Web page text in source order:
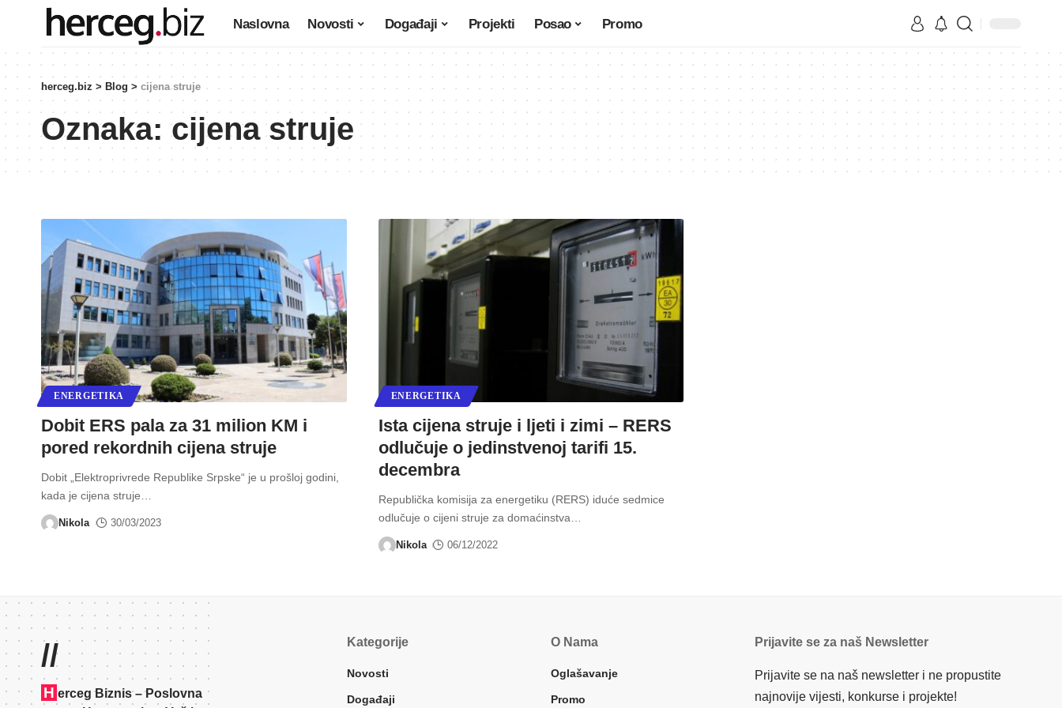
Naslovna Novosti Događaji Projekti Posao Promo
herceg.biz > Blog > cijena struje
Oznaka:cijena struje
ENERGETIKA
Dobit ERS pala za 31 milion KM i
pored rekordnih cijena struje
Dobit „Elektroprivrede Republike Srpske“ je u prošloj godini,
kada je cijena struje
Nikola 30/03/2023
ENERGETIKA
Ista cijena struje i ljeti i zimi – RERS
odlučuje o jedinstvenoj tarifi 15.
decembra
Republička komisija za energetiku (RERS) iduće sedmice
odlučuje o cijeni struje za domaćinstva
Nikola 06/12/2022
//
H erceg Biznis – Poslovna
Kategorije
Novosti
Događaji
O Nama
Oglašavanje
Promo
Prijavite se za naš Newsletter
Prijavite se na naš newsletter i ne propustite
najnovije vijesti, konkurse i projekte!